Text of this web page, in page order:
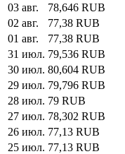
03 авг.
78,646 RUB
02 авг.
77,38 RUB
01 авг.
77,38 RUB
31 июл. 79,536 RUB
30 июл. 80,604 RUB
29 июл. 79,796 RUB
28 июл. 79 RUB
27 июл. 78,302 RUB
26 июл. 77,13 RUB
25 июл. 77,13 RUB